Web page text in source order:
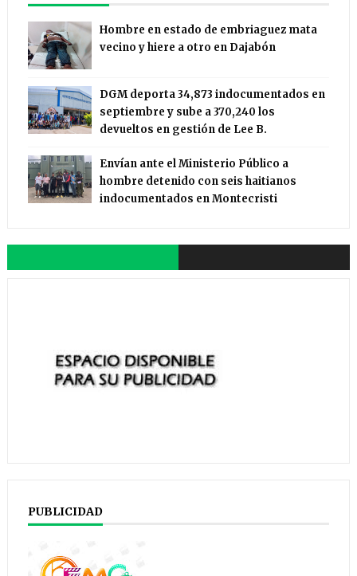
Hombre en estado de embriaguez mata
vecino y hiere a otro en Dajabón
DGM deporta 34,873 indocumentados en
septiembre y sube a 370,240 los
devueltos en gestión de Lee B.
Envían ante el Ministerio Público a
hombre detenido con seis haitianos
indocumentados en Montecristi
PUBLICIDAD